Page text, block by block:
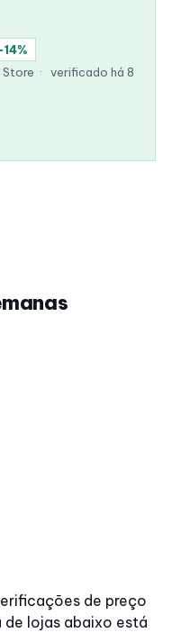
·
verificado há 8
de preço
lojas abaixo está